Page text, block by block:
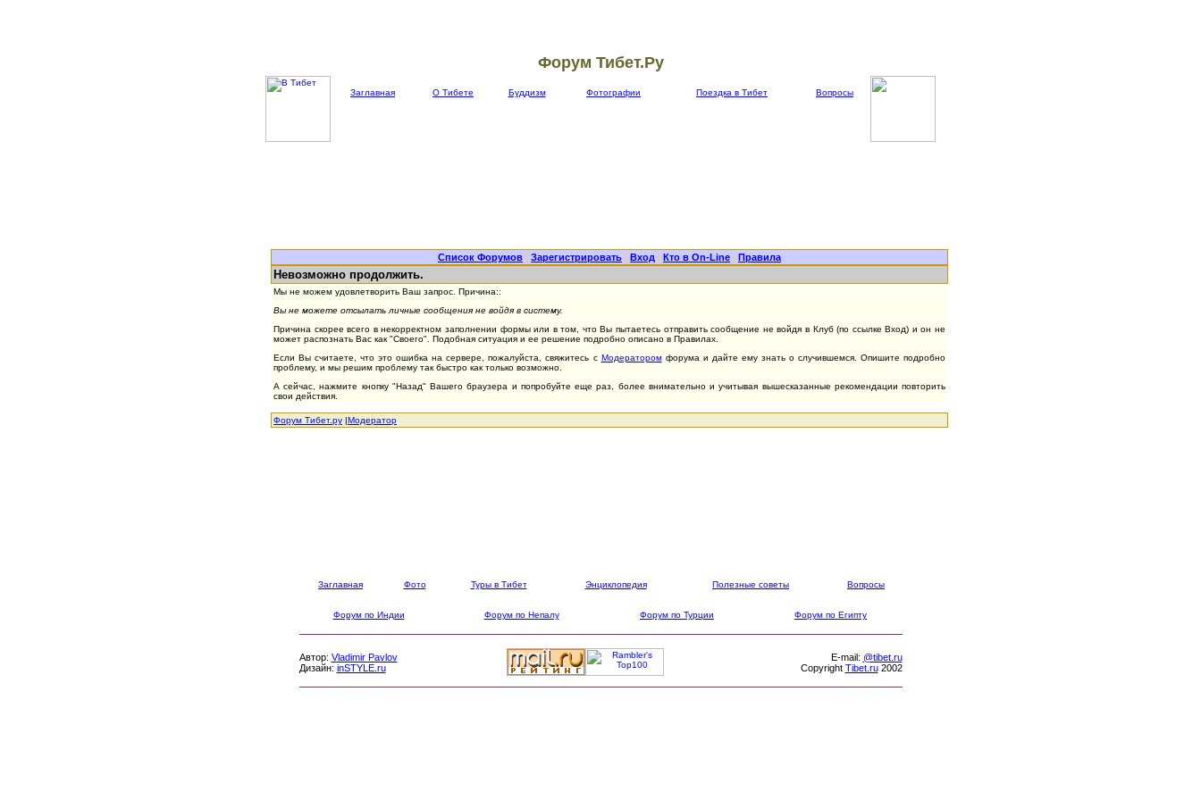
Форум Тибет.Ру
Заглавная О Тибете Буддизм Фотографии Поездка в Тибет Вопросы
Список Форумов | Зарегистрировать | Вход | Кто в On-Line | Правила
Невозможно продолжить.
Мы не можем удовлетворить Ваш запрос. Причина::
Вы не можете отсылать личные сообщения не войдя в систему.
Причина скорее всего в некорректном заполнении формы или в том, что Вы пытаетесь отправить сообщение не войдя в Клуб (по ссылке Вход) и он не
может распознать Вас как "Своего". Подобная ситуация и ее решение подробно описано в Правилах.
Если Вы считаете, что это ошибка на сервере, пожалуйста, свяжитесь с Модераторомфорума и дайте ему знать о случившемся. Опишите подробно
проблему, и мы решим проблему так быстро как только возможно.
А сейчас, нажмите кнопку "Назад" Вашего браузера и попробуйте еще раз, более внимательно и учитывая вышесказанные рекомендации повторить
свои действия.
Форум Тибет.ру |Модератор
Заглавная Фото Туры в Тибет Энциклопедия Полезные советы Вопросы
Форум по Индии Форум по Непалу Форум по Турции Форум по Египту
Автор: Vladimir Pavlov
Дизайн: inSTYLE.ru
Е-mail: @tibet.ru
Copyright Tibet.ru2002